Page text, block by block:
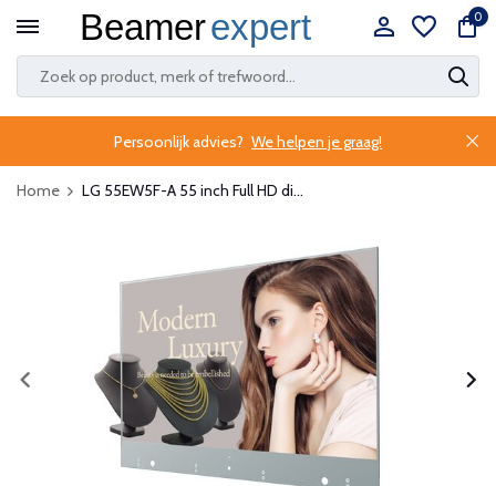
0
Persoonlijk advies? We helpen je graag!
Home LG 55EW5F-A 55 inch Full HD di...